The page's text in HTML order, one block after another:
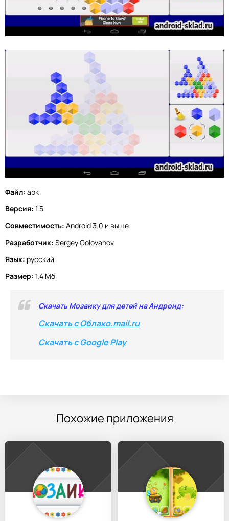
Файл: apk
Версия: 1.5
Совместимость: Android 3.0 и выше
Разработчик: Sergey Golovanov
Язык: русский
Размер: 1.4 Мб
Скачать Мозаику для детей на Андроид:
Скачать с Облако.mail.ru
Скачать с Google Play
Похожие приложения